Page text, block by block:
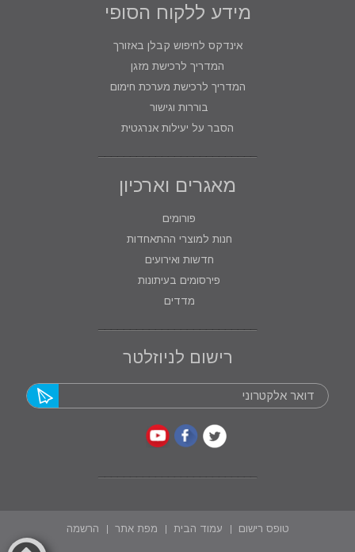
מידע ללקוח הסופי
אינדקס לחיפוש קבלן באזורך
המדריך לרכישת מזגן
המדריך לרכישת מערכת חימום
בוררות וגישור
הסבר על יעילות אנרגטית
מאגרים וארכיון
פורומים
חנות למוצרי ההתאחדות
חדשות ואירועים
פירסומים בעיתונות
מדדים
רישום לניוזלטר
טופס רישום עמוד הבית מפת אתר הרשמה